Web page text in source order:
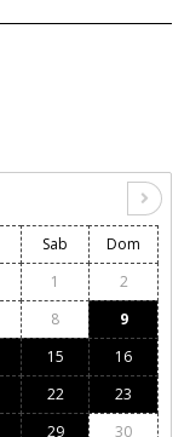
Sab
Dom
1
2
8
9
15
16
22
23
29
30